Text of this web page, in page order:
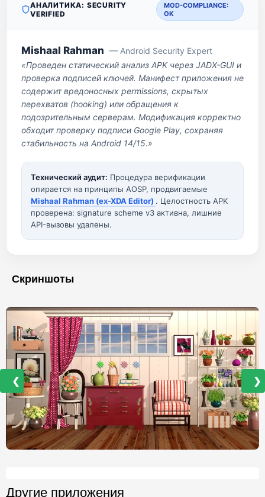
АНАЛИТИКА: SECURITY
VERIFIED
MOD-COMPLIANCE:
OK
Mishaal Rahman — Android Security Expert
«Проведен статический анализ APK через JADX-GUI и
проверка подписей ключей. Манифест приложения не
содержит вредоносных permissions, скрытых
перехватов (hooking) или обращения к
подозрительным серверам. Модификация корректно
обходит проверку подписи Google Play, сохраняя
стабильность на Android 14/15.»
Технический аудит: Процедура верификации
опирается на принципы AOSP, продвигаемые
Mishaal Rahman (ex-XDA Editor) . Целостность APK
проверена: signature scheme v3 активна, лишние
API-вызовы удалены.
Скриншоты
❮ ❯
Другие приложения